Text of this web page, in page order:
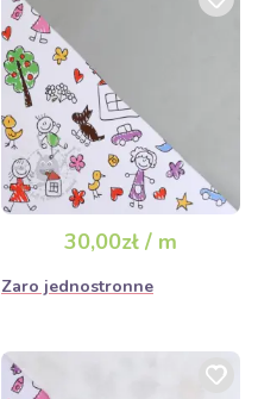
30,00zł / m
Zaro jednostronne